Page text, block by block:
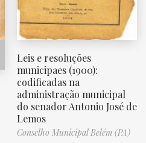
Leis e resoluções
municipaes (1900):
codificadas na
administração municipal
do senador Antonio José de
Lemos
Conselho Municipal Belém (PA)